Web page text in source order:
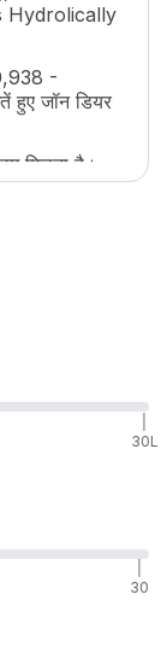
Oil
upto 25 degree
- II
control
Canopy, Hitch
Hydrolically
-
हुए जॉन डियर
मिलता है।
इस व्हील
से कर
से काम कर
30L
30